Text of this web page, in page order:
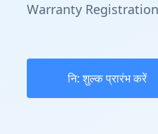
Warranty
नि: शुल्क प्रारंभ करें